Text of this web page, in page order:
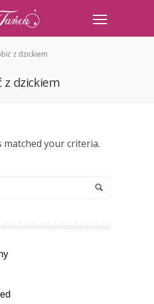
z dzickiem
z dzickiem
matched your criteria.